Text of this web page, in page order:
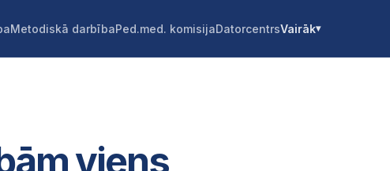
Metodiskā darbībaPed.med. komisijaDatorcentrsVairāk
viens